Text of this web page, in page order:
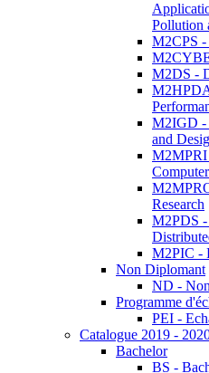
Pollution
M2CPS -
M2DS -
M2IGD -
and
M2MPRI
Research
M2PDS -
M2PIC -
Non Diplomant
ND -
Programme
PEI -
Catalogue 2019 -
Bachelor
BS -